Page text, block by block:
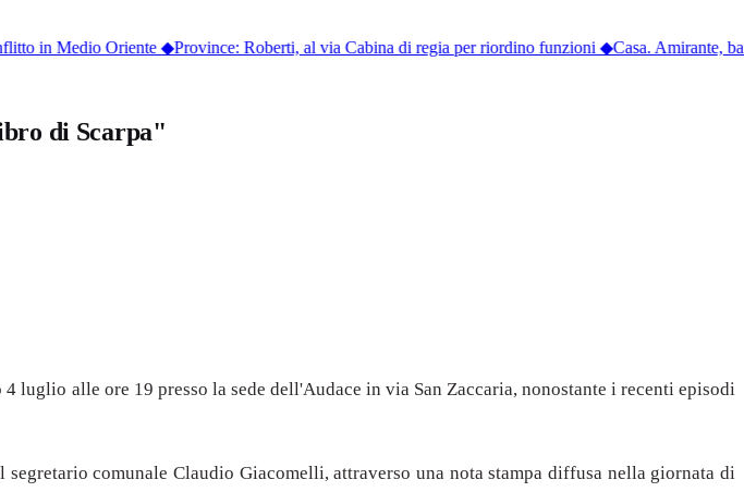
in Medio Oriente◆Province: Roberti, al via Cabina di regia per riordino funzioni◆ Casa. Amirante,
di Scarpa"
luglio alle ore 19 presso la sede dell'Audace in via San Zaccaria, nonostante i recenti episodi
comunale Claudio Giacomelli, attraverso una nota stampa diffusa nella giornata di